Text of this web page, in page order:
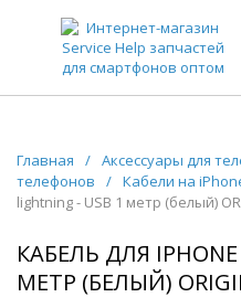
ЗАПЧАСТИ ДЛЯ
Главная / Аксессуары для
телефонов
/ Кабели на
lightning - USB 1 метр (белый)
КАБЕЛЬ ДЛЯ IPHONE
МЕТР (БЕЛЫЙ)